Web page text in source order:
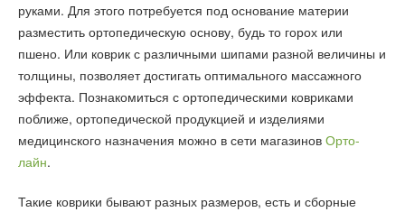
руками. Для этого потребуется под основание материи
разместить ортопедическую основу, будь то горох или
пшено. Или коврик с различными шипами разной величины и
толщины, позволяет достигать оптимального массажного
эффекта. Познакомиться с ортопедическими ковриками
поближе, ортопедической продукцией и изделиями
медицинского назначения можно в сети магазинов Орто-
лайн.
Такие коврики бывают разных размеров, есть и сборные